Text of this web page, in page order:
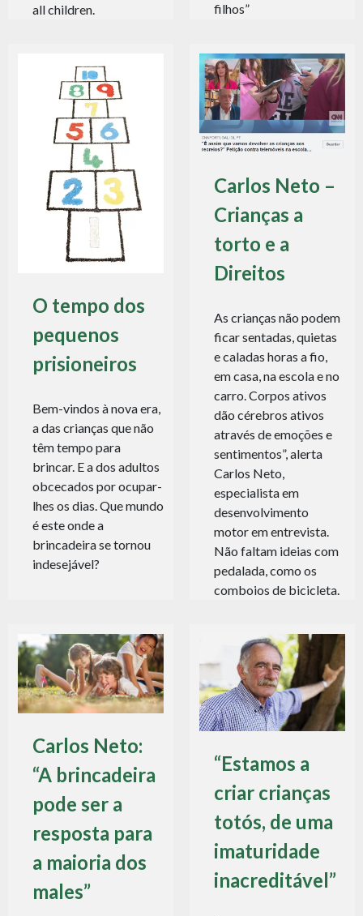
all children.
filhos”
O tempo dos
pequenos
prisioneiros
Bem-vindos à nova era,
a das crianças que não
têm tempo para
brincar. E a dos adultos
obcecados por ocupar-
lhes os dias. Que mundo
é este onde a
brincadeira se tornou
indesejável?
Carlos Neto –
Crianças a
torto e a
Direitos
As crianças não podem
ficar sentadas, quietas
e caladas horas a fio,
em casa, na escola e no
carro. Corpos ativos
dão cérebros ativos
através de emoções e
sentimentos”, alerta
Carlos Neto,
especialista em
desenvolvimento
motor em entrevista.
Não faltam ideias com
pedalada, como os
comboios de bicicleta.
Carlos Neto:
“A brincadeira
pode ser a
resposta para
a maioria dos
males”
“Estamos a
criar crianças
totós, de uma
imaturidade
inacreditável”